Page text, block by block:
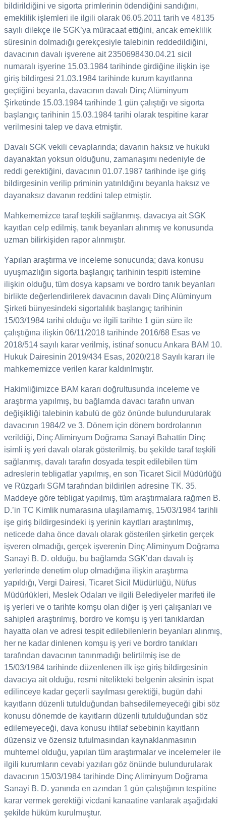
bildirildiğini ve sigorta primlerinin ödendiğini sandığını,
emeklilik işlemleri ile ilgili olarak 06.05.2011 tarih ve 48135
sayılı dilekçe ile SGK’ya müracaat ettiğini, ancak emeklilik
süresinin dolmadığı gerekçesiyle talebinin reddedildiğini,
davacının davalı işverene ait 2350698430.04.21 sicil
numaralı işyerine 15.03.1984 tarihinde girdiğine ilişkin işe
giriş bildirgesi 21.03.1984 tarihinde kurum kayıtlarına
geçtiğini beyanla, davacının davalı Dinç Alüminyum
Şirketinde 15.03.1984 tarihinde 1 gün çalıştığı ve sigorta
başlangıç tarihinin 15.03.1984 tarihi olarak tespitine karar
verilmesini talep ve dava etmiştir.
Davalı SGK vekili cevaplarında; davanın haksız ve hukuki
dayanaktan yoksun olduğunu, zamanaşımı nedeniyle de
reddi gerektiğini, davacının 01.07.1987 tarihinde işe giriş
bildirgesinin verilip priminin yatırıldığını beyanla haksız ve
dayanaksız davanın reddini talep etmiştir.
Mahkememizce taraf teşkili sağlanmış, davacıya ait SGK
kayıtları celp edilmiş, tanık beyanları alınmış ve konusunda
uzman bilirkişiden rapor alınmıştır.
Yapılan araştırma ve inceleme sonucunda; dava konusu
uyuşmazlığın sigorta başlangıç tarihinin tespiti istemine
ilişkin olduğu, tüm dosya kapsamı ve bordro tanık beyanları
birlikte değerlendirilerek davacının davalı Dinç Alüminyum
Şirketi bünyesindeki sigortalılık başlangıç tarihinin
15/03/1984 tarihi olduğu ve ilgili tarihte 1 gün süre ile
çalıştığına ilişkin 06/11/2018 tarihinde 2016/68 Esas ve
2018/514 sayılı karar verilmiş, istinaf sonucu Ankara BAM 10.
Hukuk Dairesinin 2019/434 Esas, 2020/218 Sayılı kararı ile
mahkememizce verilen karar kaldırılmıştır.
Hakimliğimizce BAM kararı doğrultusunda inceleme ve
araştırma yapılmış, bu bağlamda davacı tarafın unvan
değişikliği talebinin kabulü de göz önünde bulundurularak
davacının 1984/2 ve 3. Dönem için dönem bordrolarının
verildiği, Dinç Aliminyum Doğrama Sanayi Bahattin Dinç
isimli iş yeri davalı olarak gösterilmiş, bu şekilde taraf teşkili
sağlanmış, davalı tarafın dosyada tespit edilebilen tüm
adreslerin tebligatlar yapılmış, en son Ticaret Sicil Müdürlüğü
ve Rüzgarlı SGM tarafından bildirilen adresine TK. 35.
Maddeye göre tebligat yapılmış, tüm araştırmalara rağmen B.
D.’in TC Kimlik numarasına ulaşılamamış, 15/03/1984 tarihli
işe giriş bildirgesindeki iş yerinin kayıtları araştırılmış,
neticede daha önce davalı olarak gösterilen şirketin gerçek
işveren olmadığı, gerçek işverenin Dinç Aliminyum Doğrama
Sanayi B. D. olduğu, bu bağlamda SGK’dan davalı iş
yerlerinde denetim olup olmadığına ilişkin araştırma
yapıldığı, Vergi Dairesi, Ticaret Sicil Müdürlüğü, Nüfus
Müdürlükleri, Meslek Odaları ve ilgili Belediyeler marifeti ile
iş yerleri ve o tarihte komşu olan diğer iş yeri çalışanları ve
sahipleri araştırılmış, bordro ve komşu iş yeri tanıklardan
hayatta olan ve adresi tespit edilebilenlerin beyanları alınmış,
her ne kadar dinlenen komşu iş yeri ve bordro tanıkları
tarafından davacının tanınmadığı belirtilmiş ise de
15/03/1984 tarihinde düzenlenen ilk işe giriş bildirgesinin
davacıya ait olduğu, resmi nitelikteki belgenin aksinin ispat
edilinceye kadar geçerli sayılması gerektiği, bugün dahi
kayıtların düzenli tutulduğundan bahsedilemeyeceği gibi söz
konusu dönemde de kayıtların düzenli tutulduğundan söz
edilemeyeceği, dava konusu ihtilaf sebebinin kayıtların
düzensiz ve özensiz tutulmasından kaynaklanmasının
muhtemel olduğu, yapılan tüm araştırmalar ve incelemeler ile
ilgili kurumların cevabi yazıları göz önünde bulundurularak
davacının 15/03/1984 tarihinde Dinç Aliminyum Doğrama
Sanayi B. D. yanında en azından 1 gün çalıştığının tespitine
karar vermek gerektiği vicdani kanaatine varılarak aşağıdaki
şekilde hüküm kurulmuştur.